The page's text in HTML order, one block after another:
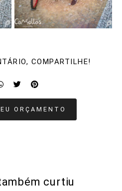
COMPARTILHE!
ORÇAMENTO
curtiu